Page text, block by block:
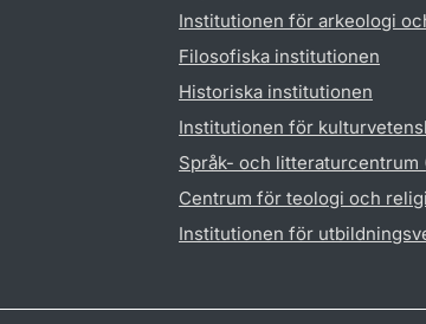
Institutionen för arkeologi
Filosofiska institutionen
Historiska institutionen
Institutionen för
Språk- och litteraturcentrum
Centrum för teologi och
Institutionen för